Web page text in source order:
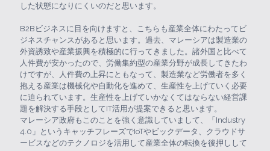
した状態になりにくいのだと思います。
B2Bビジネスに目を向けますと、こちらも産業全体にわたってビ
ジネスチャンスがあると思います。過去、マレーシアは製造業の
外資誘致や産業振興を積極的に行ってきました。諸外国と比べて
人件費が安かったので、労働集約型の産業分野が成長してきたわ
けですが、人件費の上昇にともなって、製造業など労働者を多く
抱える産業は機械化や自動化を進めて、生産性を上げていく必要
に迫られています。生産性を上げていかなくてはならない経営課
題を解決する手段としてIT活用が提案できると思います。
マレーシア政府もこのことを強く意識していまして、「Industry
4.0」というキャッチフレーズでIoTやビックデータ、クラウドサ
ービスなどのテクノロジを活用して産業全体の転換を後押しして